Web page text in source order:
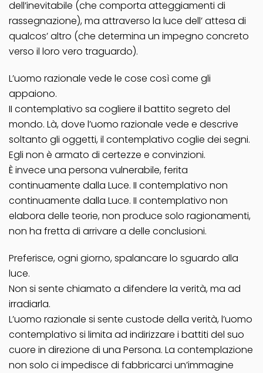
dell’inevitabile (che comporta atteggiamenti di
rassegnazione), ma attraverso la luce dell’ attesa di
qualcos’ altro (che determina un impegno concreto
verso il loro vero traguardo).
L’uomo razionale vede le cose così come gli
appaiono.
II contemplativo sa cogliere il battito segreto del
mondo. Là, dove l’uomo razionale vede e descrive
soltanto gli oggetti, il contemplativo coglie dei segni.
Egli non è armato di certezze e convinzioni.
È invece una persona vulnerabile, ferita
continuamente dalla Luce. II contemplativo non
continuamente dalla Luce. II contemplativo non
elabora delle teorie, non produce solo ragionamenti,
non ha fretta di arrivare a delle conclusioni.
Preferisce, ogni giorno, spalancare lo sguardo alla
luce.
Non si sente chiamato a difendere la verità, ma ad
irradiarla.
L’uomo razionale si sente custode della verità, l’uomo
contemplativo si limita ad indirizzare i battiti del suo
cuore in direzione di una Persona. La contemplazione
non solo ci impedisce di fabbricarci un’immagine